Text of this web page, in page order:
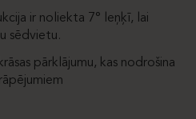
ir noliekta 7° leņķī, lai
sēdvietu.
pārklājumu, kas nodrošina